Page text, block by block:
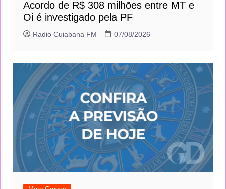
Acordo de R$ 308 milhões entre MT e
Oi é investigado pela PF
Radio Cuiabana FM 07/08/2026